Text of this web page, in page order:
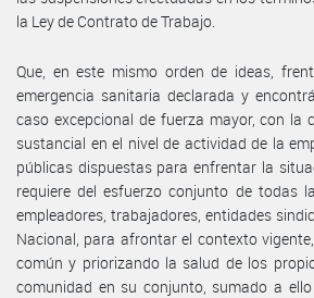
la Ley de Contrato de Trabajo.
Que, en este mismo orden de ideas,
emergencia sanitaria declarada y
caso excepcional de fuerza mayor, con la
sustancial en el nivel de actividad de la
públicas dispuestas para enfrentar la
requiere del esfuerzo conjunto de todas
empleadores, trabajadores, entidades
Nacional, para afrontar el contexto
común y priorizando la salud de los
comunidad en su conjunto, sumado a